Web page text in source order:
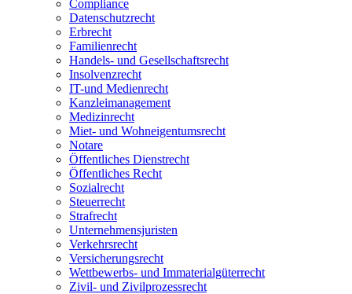
Compliance
Datenschutzrecht
Erbrecht
Familienrecht
Handels- und Gesellschaftsrecht
Insolvenzrecht
IT-und Medienrecht
Kanzleimanagement
Medizinrecht
Miet- und Wohneigentumsrecht
Notare
Öffentliches Dienstrecht
Öffentliches Recht
Sozialrecht
Steuerrecht
Strafrecht
Unternehmensjuristen
Verkehrsrecht
Versicherungsrecht
Wettbewerbs- und Immaterialgüterrecht
Zivil- und Zivilprozessrecht